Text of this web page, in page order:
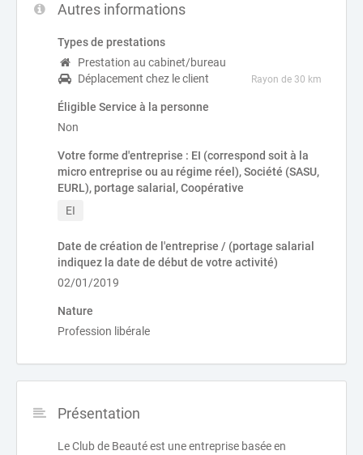
Autres informations
Types de prestations
Prestation au cabinet/bureau
Déplacement chez le client
Rayon de 30 km
Éligible Service à la personne
Non
Votre forme d'entreprise : EI (correspond soit à la
micro entreprise ou au régime réel), Société (SASU,
EURL), portage salarial, Coopérative
EI
Date de création de l'entreprise / (portage salarial
indiquez la date de début de votre activité)
02/01/2019
Nature
Profession libérale
Présentation
Le Club de Beauté est une entreprise basée en